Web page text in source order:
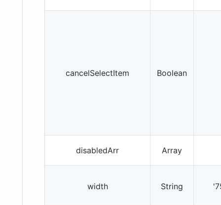
cancelSelectItem Boolean
disabledArr Array
width String